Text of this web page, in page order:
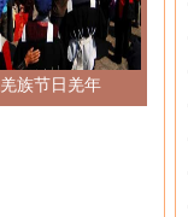
羌族节日羌年